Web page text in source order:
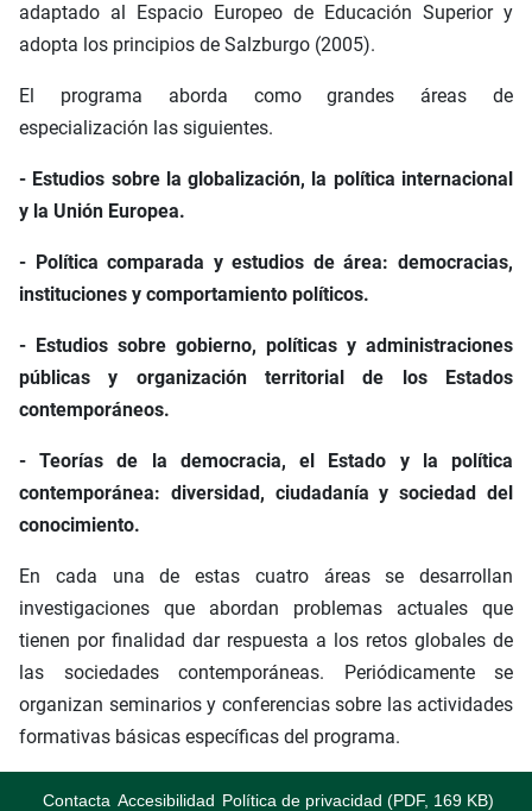
adaptado al Espacio Europeo de Educación Superior y
adopta los principios de Salzburgo (2005).
El programa aborda como grandes áreas de
especialización las siguientes.
- Estudios sobre la globalización, la política internacional
y la Unión Europea.
- Política comparada y estudios de área: democracias,
instituciones y comportamiento políticos.
- Estudios sobre gobierno, políticas y administraciones
públicas y organización territorial de los Estados
contemporáneos.
- Teorías de la democracia, el Estado y la política
contemporánea: diversidad, ciudadanía y sociedad del
conocimiento.
En cada una de estas cuatro áreas se desarrollan
investigaciones que abordan problemas actuales que
tienen por finalidad dar respuesta a los retos globales de
las sociedades contemporáneas. Periódicamente se
organizan seminarios y conferencias sobre las actividades
formativas básicas específicas del programa.
Contacta Accesibilidad Política de privacidad (PDF, 169 KB)